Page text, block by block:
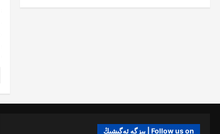
Follow us on | بىزگە ئەگىشىڭ